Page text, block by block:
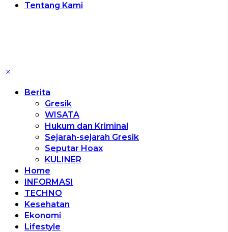
Tentang Kami
Berita
Gresik
WISATA
Hukum dan Kriminal
Sejarah-sejarah Gresik
Seputar Hoax
KULINER
Home
INFORMASI
TECHNO
Kesehatan
Ekonomi
Lifestyle